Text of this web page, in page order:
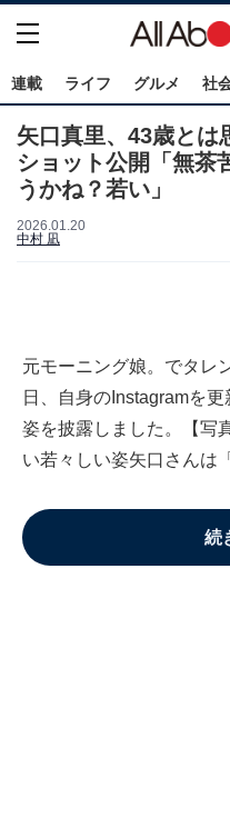
連載 ライフ グルメ 社
矢口真里、43歳とは
ショット公開「無茶
うかね？若い」
2026.01.20
中村 凪
元モーニング娘。でタレ
日、自身のInstagramを
姿を披露しました。【写
い若々しい姿矢口さん
続